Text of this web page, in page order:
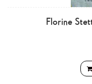
Florine